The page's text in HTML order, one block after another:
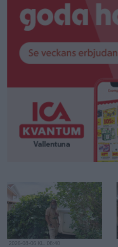
2026-08-06 KL. 08:40